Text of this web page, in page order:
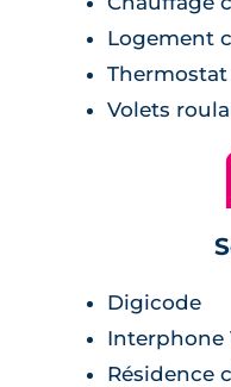
Logement
Volets
Digicode
Interphone
Résidence